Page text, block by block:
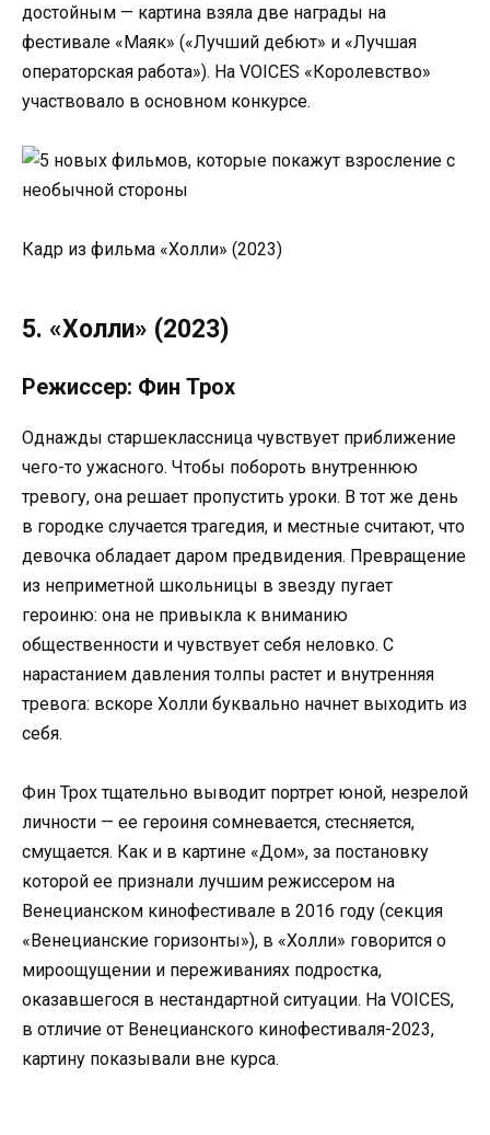
достойным — картина взяла две награды на
фестивале «Маяк» («Лучший дебют» и «Лучшая
операторская работа»). На VOICES «Королевство»
участвовало в основном конкурсе.
Кадр из фильма «Холли» (2023)
5. «Холли» (2023)
Режиссер: Фин Трох
Однажды старшеклассница чувствует приближение
чего-то ужасного. Чтобы побороть внутреннюю
тревогу, она решает пропустить уроки. В тот же день
в городке случается трагедия, и местные считают, что
девочка обладает даром предвидения. Превращение
из неприметной школьницы в звезду пугает
героиню: она не привыкла к вниманию
общественности и чувствует себя неловко. С
нарастанием давления толпы растет и внутренняя
тревога: вскоре Холли буквально начнет выходить из
себя.
Фин Трох тщательно выводит портрет юной, незрелой
личности — ее героиня сомневается, стесняется,
смущается. Как и в картине «Дом», за постановку
которой ее признали лучшим режиссером на
Венецианском кинофестивале в 2016 году (секция
«Венецианские горизонты»), в «Холли» говорится о
мироощущении и переживаниях подростка,
оказавшегося в нестандартной ситуации. На VOICES,
в отличие от Венецианского кинофестиваля-2023,
картину показывали вне курса.